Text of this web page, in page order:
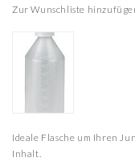
Zur Wunschliste
Ideale Flasche um Ihren
Inhalt.